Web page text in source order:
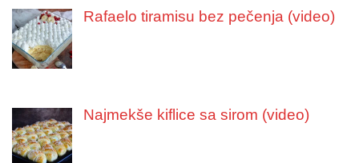
Rafaelo tiramisu bez pečenja (video)
Najmekše kiflice sa sirom (video)